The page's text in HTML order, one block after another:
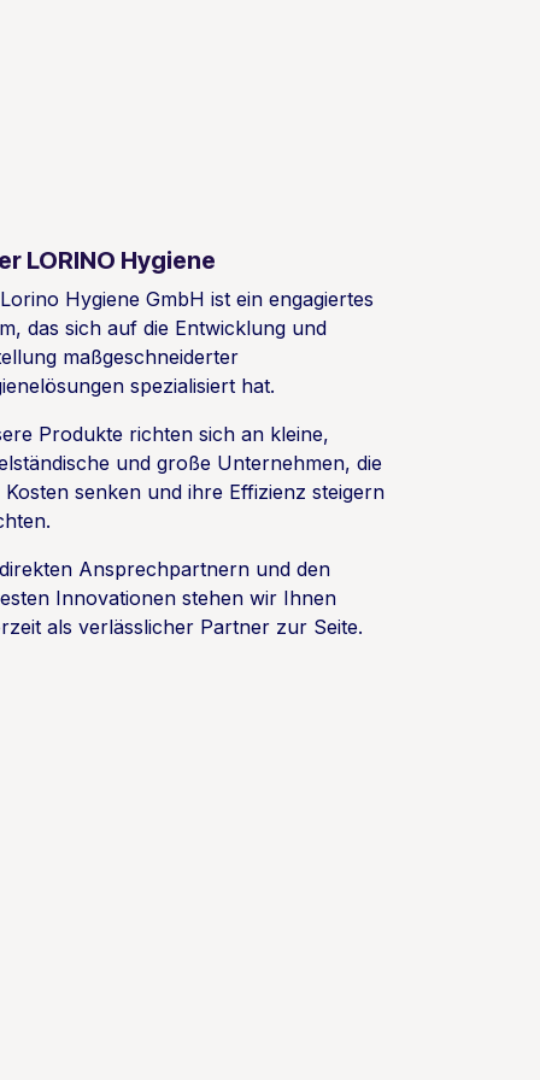
LORINO Hygiene
Hygiene GmbH ist ein engagiertes
das sich auf die Entwicklung und
maßgeschneiderter
spezialisiert hat.
Produkte richten sich an kleine,
und große Unternehmen, die
Kosten senken und ihre Effizienz steigern
Ansprechpartnern und den
Innovationen stehen wir Ihnen
als verlässlicher Partner zur Seite.